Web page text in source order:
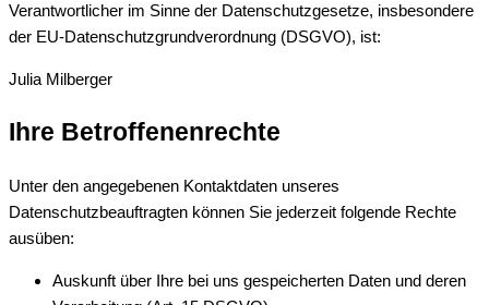
Verantwortlicher im Sinne der Datenschutzgesetze, insbesondere
der EU-Datenschutzgrundverordnung (DSGVO), ist:
Julia Milberger
Ihre Betroffenenrechte
Unter den angegebenen Kontaktdaten unseres
Datenschutzbeauftragten können Sie jederzeit folgende Rechte
ausüben:
Auskunft über Ihre bei uns gespeicherten Daten und deren